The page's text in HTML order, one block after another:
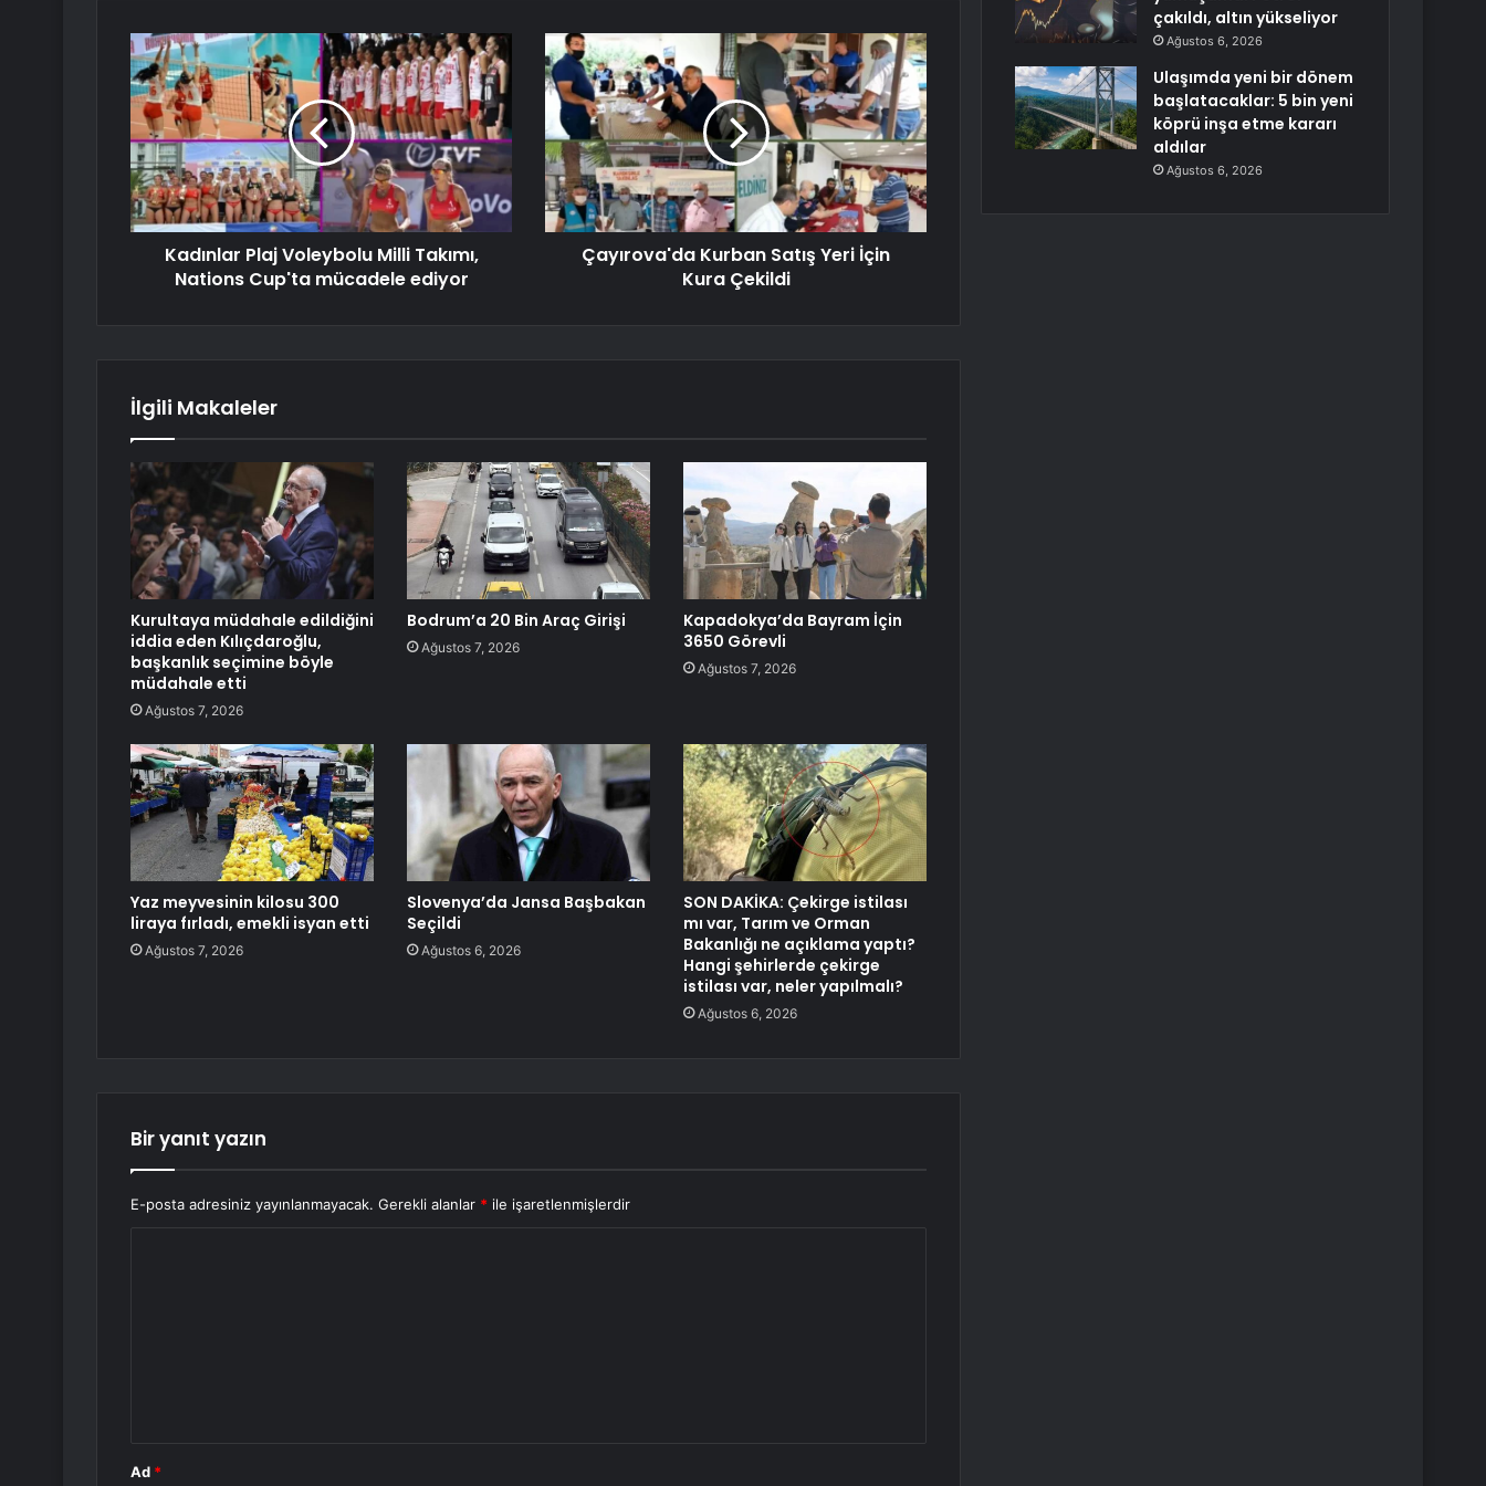
Kadınlar Plaj Voleybolu Milli Takımı,
Nations Cup'ta mücadele ediyor
Çayırova'da Kurban Satış Yeri İçin
Kura Çekildi
İlgili Makaleler
Kurultaya müdahale edildiğini
iddia eden Kılıçdaroğlu,
başkanlık seçimine böyle
müdahale etti
Ağustos 7, 2026
Bodrum’a 20 Bin Araç Girişi
Ağustos 7, 2026
Kapadokya’da Bayram İçin
3650 Görevli
Ağustos 7, 2026
Yaz meyvesinin kilosu 300
liraya fırladı, emekli isyan etti
Ağustos 7, 2026
Slovenya’da Jansa Başbakan
Seçildi
Ağustos 6, 2026
SON DAKİKA: Çekirge istilası
mı var, Tarım ve Orman
Bakanlığı ne açıklama yaptı?
Hangi şehirlerde çekirge
istilası var, neler yapılmalı?
Ağustos 6, 2026
Bir yanıt yazın
E-posta adresiniz yayınlanmayacak. Gerekli alanlar * ile işaretlenmişlerdir
Ad *
çakıldı, altın yükseliyor
Ağustos 6, 2026
Ulaşımda yeni bir dönem
başlatacaklar: 5 bin yeni
köprü inşa etme kararı
aldılar
Ağustos 6, 2026